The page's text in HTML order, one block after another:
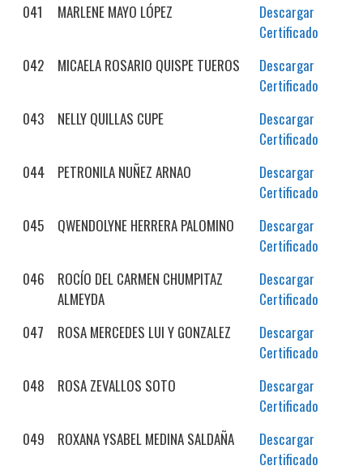
041
MARLENE MAYO LÓPEZ
Descargar
Certificado
042
MICAELA ROSARIO QUISPE TUEROS
Descargar
Certificado
043
NELLY QUILLAS CUPE
Descargar
Certificado
044
PETRONILA NUÑEZ ARNAO
Descargar
Certificado
045
QWENDOLYNE HERRERA PALOMINO
Descargar
Certificado
046
ROCÍO DEL CARMEN CHUMPITAZ
ALMEYDA
Descargar
Certificado
047
ROSA MERCEDES LUI Y GONZALEZ
Descargar
Certificado
048
ROSA ZEVALLOS SOTO
Descargar
Certificado
049
ROXANA YSABEL MEDINA SALDAÑA
Descargar
Certificado